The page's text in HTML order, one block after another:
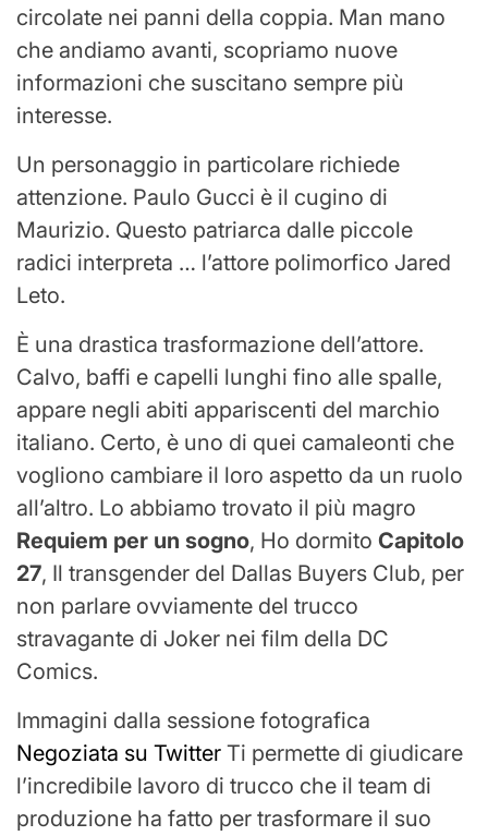
circolate nei panni della coppia. Man mano
che andiamo avanti, scopriamo nuove
informazioni che suscitano sempre più
interesse.
Un personaggio in particolare richiede
attenzione. Paulo Gucci è il cugino di
Maurizio. Questo patriarca dalle piccole
radici interpreta … l’attore polimorfico Jared
Leto.
È una drastica trasformazione dell’attore.
Calvo, baffi e capelli lunghi fino alle spalle,
appare negli abiti appariscenti del marchio
italiano. Certo, è uno di quei camaleonti che
vogliono cambiare il loro aspetto da un ruolo
all’altro. Lo abbiamo trovato il più magro
Requiem per un sogno, Ho dormito Capitolo
27, Il transgender del Dallas Buyers Club, per
non parlare ovviamente del trucco
stravagante di Joker nei film della DC
Comics.
Immagini dalla sessione fotografica
Negoziata su Twitter Ti permette di giudicare
l’incredibile lavoro di trucco che il team di
produzione ha fatto per trasformare il suo